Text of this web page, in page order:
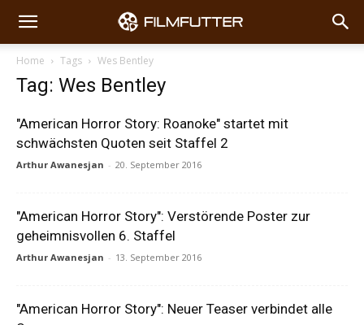
Home Tags Wes Bentley
Tag: Wes Bentley
"American Horror Story: Roanoke" startet mit
schwächsten Quoten seit Staffel 2
Arthur Awanesjan - 20. September 2016
"American Horror Story": Verstörende Poster zur
geheimnisvollen 6. Staffel
Arthur Awanesjan - 13. September 2016
"American Horror Story": Neuer Teaser verbindet alle